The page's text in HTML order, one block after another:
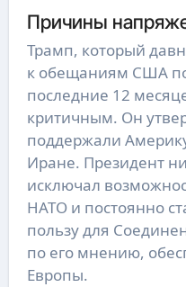
Причины
Трамп, который
к обещаниям США
последние 12
критичным. Он
поддержали
Иране. Президент
исключал
НАТО и постоянно
пользу для
по его мнению,
Европы.